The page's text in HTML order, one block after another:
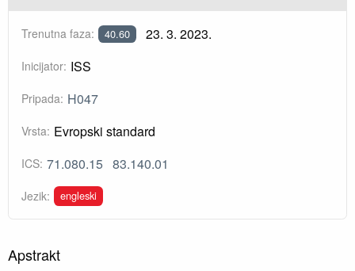
Trenutna faza: 40.60 23. 3. 2023.
Inicijator: ISS
Pripada: H047
Vrsta: Evropski standard
ICS: 71.080.15 83.140.01
Jezik: engleski
Apstrakt